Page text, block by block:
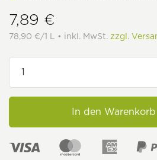
7,89 €
78,90 €/1 L • inkl. MwSt. zzgl.
In den Warenkorb